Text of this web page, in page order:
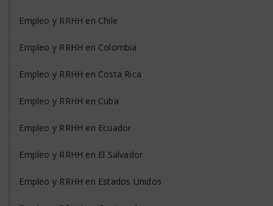
Empleo y RRHH en Chile
Empleo y RRHH en Colombia
Empleo y RRHH en Costa Rica
Empleo y RRHH en Cuba
Empleo y RRHH en Ecuador
Empleo y RRHH en El Salvador
Empleo y RRHH en Estados Unidos